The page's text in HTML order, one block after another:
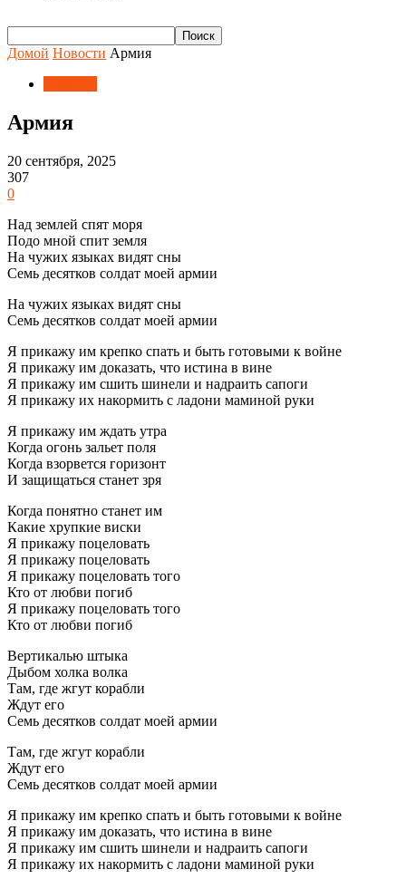
Домой Новости Армия
Армия
20 сентября, 2025
307
0
Над землей спят моря
Подо мной спит земля
На чужих языках видят сны
Семь десятков солдат моей армии
На чужих языках видят сны
Семь десятков солдат моей армии
Я прикажу им крепко спать и быть готовыми к войне
Я прикажу им доказать, что истина в вине
Я прикажу им сшить шинели и надраить сапоги
Я прикажу их накормить с ладони маминой руки
Я прикажу им ждать утра
Когда огонь зальет поля
Когда взорвется горизонт
И защищаться станет зря
Когда понятно станет им
Какие хрупкие виски
Я прикажу поцеловать
Я прикажу поцеловать
Я прикажу поцеловать того
Кто от любви погиб
Я прикажу поцеловать того
Кто от любви погиб
Вертикалью штыка
Дыбом холка волка
Там, где жгут корабли
Ждут его
Семь десятков солдат моей армии
Там, где жгут корабли
Ждут его
Семь десятков солдат моей армии
Я прикажу им крепко спать и быть готовыми к войне
Я прикажу им доказать, что истина в вине
Я прикажу им сшить шинели и надраить сапоги
Я прикажу их накормить с ладони маминой руки